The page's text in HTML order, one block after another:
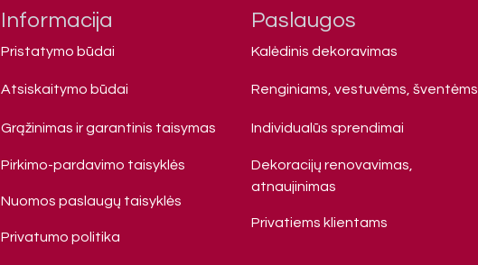
Informacija
Pristatymo būdai
Atsiskaitymo būdai
Grąžinimas ir garantinis taisymas
Pirkimo-pardavimo taisyklės
Nuomos paslaugų taisyklės
Privatumo politika
Paslaugos
Kalėdinis dekoravimas
Renginiams, vestuvėms, šventėms
Individualūs sprendimai
Dekoracijų renovavimas,
atnaujinimas
Privatiems klienta​ms